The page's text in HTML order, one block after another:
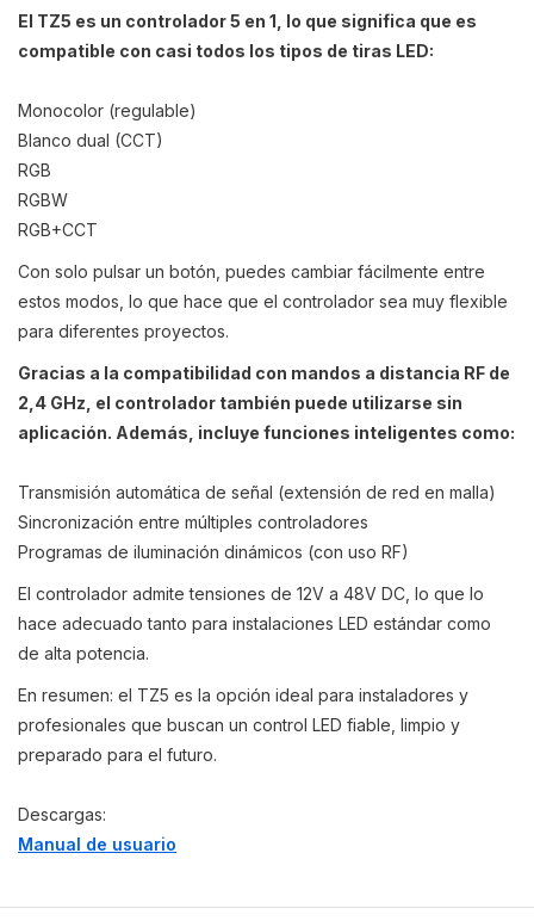
El TZ5 es un controlador 5 en 1, lo que significa que es
compatible con casi todos los tipos de tiras LED:
Monocolor (regulable)
Blanco dual (CCT)
RGB
RGBW
RGB+CCT
Con solo pulsar un botón, puedes cambiar fácilmente entre
estos modos, lo que hace que el controlador sea muy flexible
para diferentes proyectos.
Gracias a la compatibilidad con mandos a distancia RF de
2,4 GHz, el controlador también puede utilizarse sin
aplicación. Además, incluye funciones inteligentes como:
Transmisión automática de señal (extensión de red en malla)
Sincronización entre múltiples controladores
Programas de iluminación dinámicos (con uso RF)
El controlador admite tensiones de 12V a 48V DC, lo que lo
hace adecuado tanto para instalaciones LED estándar como
de alta potencia.
En resumen: el TZ5 es la opción ideal para instaladores y
profesionales que buscan un control LED fiable, limpio y
preparado para el futuro.
Descargas:
Manual de usuario